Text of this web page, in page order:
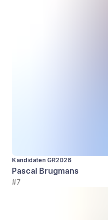
Kandidaten GR2026
Pascal Brugmans
#7